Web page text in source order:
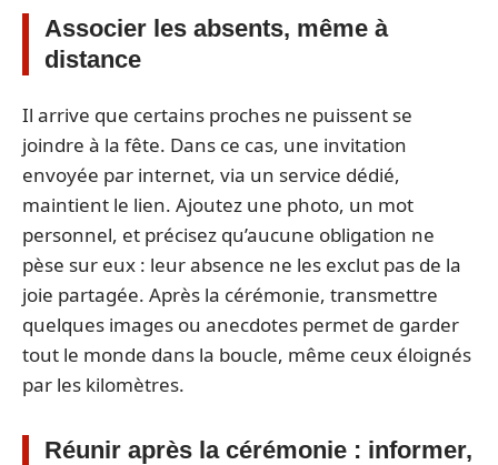
Associer les absents, même à
distance
Il arrive que certains proches ne puissent se
joindre à la fête. Dans ce cas, une invitation
envoyée par internet, via un service dédié,
maintient le lien. Ajoutez une photo, un mot
personnel, et précisez qu’aucune obligation ne
pèse sur eux : leur absence ne les exclut pas de la
joie partagée. Après la cérémonie, transmettre
quelques images ou anecdotes permet de garder
tout le monde dans la boucle, même ceux éloignés
par les kilomètres.
Réunir après la cérémonie : informer,